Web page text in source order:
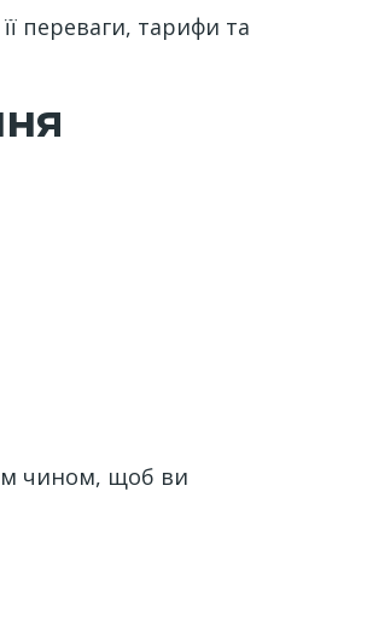
переваги, тарифи та
чином, щоб ви